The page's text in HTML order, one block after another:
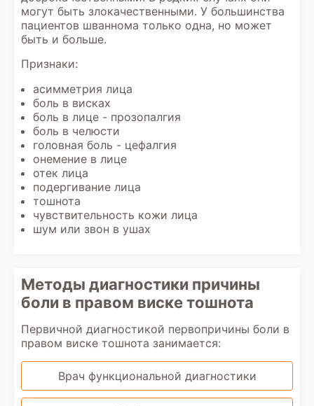
могут быть злокачественными. У большинства
пациентов шваннома только одна, но может
быть и больше.
Признаки:
асимметрия лица
боль в висках
боль в лице - прозопалгия
боль в челюсти
головная боль - цефалгия
онемение в лице
отек лица
подергивание лица
тошнота
чувствительность кожи лица
шум или звон в ушах
Методы диагностики причины
боли в правом виске тошнота
Первичной диагностикой первопричины боли в
правом виске тошнота занимается:
Врач функциональной диагностики